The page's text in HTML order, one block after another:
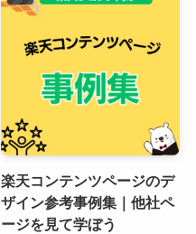
楽天コンテンツページのデ
ザイン参考事例集｜他社ペ
ージを見て学ぼう